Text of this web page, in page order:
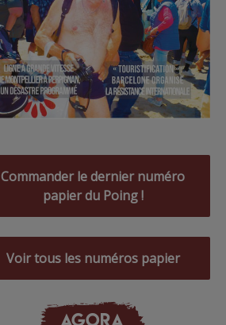
Commander le dernier numéro
papier du Poing !
Voir tous les numéros papier
AGORA